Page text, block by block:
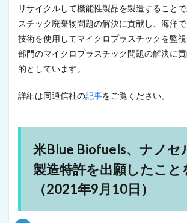
ン
材
料
の
添
加
採
2
年
リサイクルして機能性製品を製造すること
スチック廃棄物問題の解決に貢献し、海洋
技術を使用してマイクロプラスチックを監
部門のマイクロプラスチック問題の解決に
的としています。
詳細は同通信社の記事をご覧ください。
米Blue Biofuels、ナノセ
製造特許を出願したこと
（2021年9月10日）